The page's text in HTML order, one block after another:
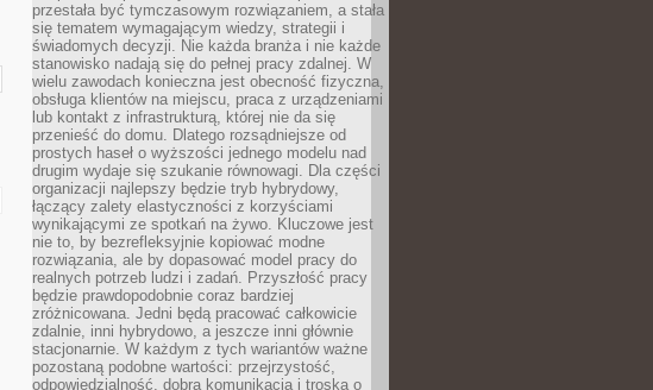
przestała być tymczasowym rozwiązaniem, a stała
się tematem wymagającym wiedzy, strategii i
świadomych decyzji. Nie każda branża i nie każde
stanowisko nadają się do pełnej pracy zdalnej. W
wielu zawodach konieczna jest obecność fizyczna,
obsługa klientów na miejscu, praca z urządzeniami
lub kontakt z infrastrukturą, której nie da się
przenieść do domu. Dlatego rozsądniejsze od
prostych haseł o wyższości jednego modelu nad
drugim wydaje się szukanie równowagi. Dla części
organizacji najlepszy będzie tryb hybrydowy,
łączący zalety elastyczności z korzyściami
wynikającymi ze spotkań na żywo. Kluczowe jest
nie to, by bezrefleksyjnie kopiować modne
rozwiązania, ale by dopasować model pracy do
realnych potrzeb ludzi i zadań. Przyszłość pracy
będzie prawdopodobnie coraz bardziej
zróżnicowana. Jedni będą pracować całkowicie
zdalnie, inni hybrydowo, a jeszcze inni głównie
stacjonarnie. W każdym z tych wariantów ważne
pozostaną podobne wartości: przejrzystość,
odpowiedzialność, dobra komunikacja i troska o